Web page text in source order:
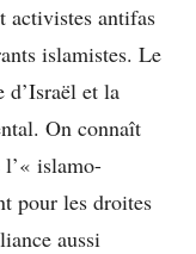
activistes antifas
islamistes. Le
d’Israël et la
On connaît
l’« islamo-
pour les droites
aussi